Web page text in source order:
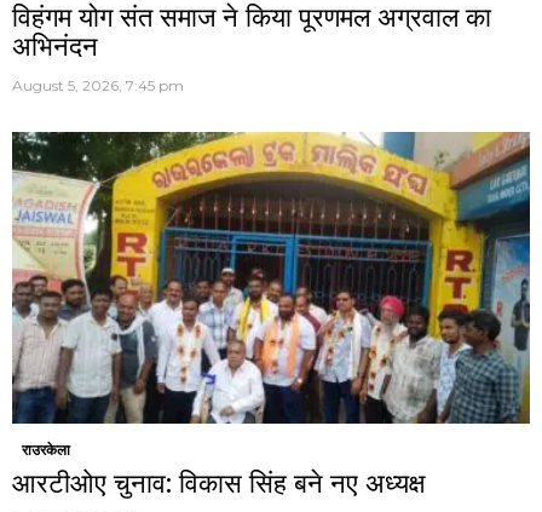
विहंगम योग संत समाज ने किया पूरणमल अग्रवाल का
अभिनंदन
August 5, 2026, 7:45 pm
राउरकेला
आरटीओए चुनाव: विकास सिंह बने नए अध्यक्ष